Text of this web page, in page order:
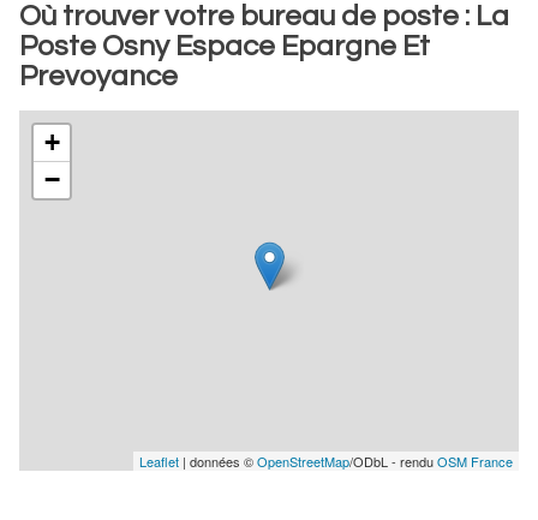
Où trouver votre bureau de poste : La
Poste Osny Espace Epargne Et
Prevoyance
+
−
Leaflet | données ©OpenStreetMap/ODbL - renduOSM France